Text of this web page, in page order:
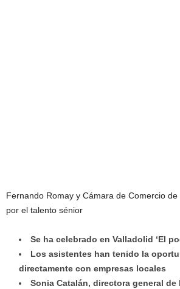
Fernando Romay y Cámara de Comercio de
por el talento sénior
Se ha celebrado en Valladolid ‘El
Los asistentes han tenido la
directamente con empresas locales
Sonia Catalán, directora general de